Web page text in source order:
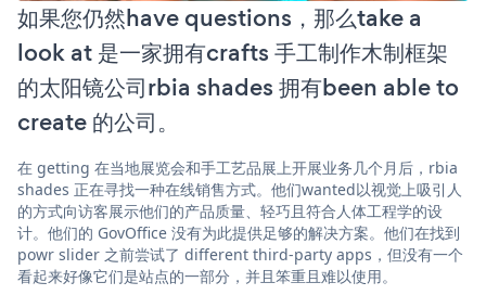
如果您仍然have questions，那么take a
look at 是一家拥有crafts 手工制作木制框架
的太阳镜公司rbia shades 拥有been able to
create 的公司。
在 getting 在当地展览会和手工艺品展上开展业务几个月后，rbia
shades 正在寻找一种在线销售方式。他们wanted以视觉上吸引人
的方式向访客展示他们的产品质量、轻巧且符合人体工程学的设
计。他们的 GovOffice 没有为此提供足够的解决方案。他们在找到
powr slider 之前尝试了 different third-party apps，但没有一个
看起来好像它们是站点的一部分，并且笨重且难以使用。